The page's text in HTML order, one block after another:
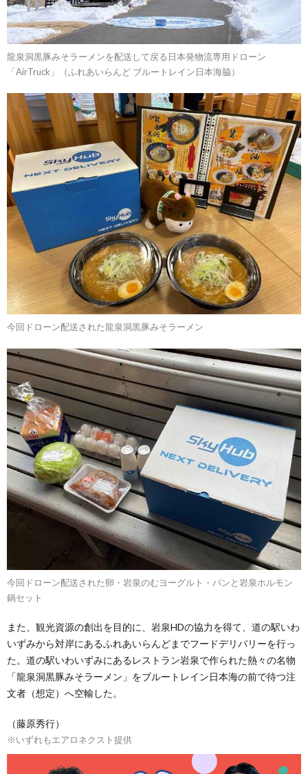
龍泉洞黒豚みそラーメンを配送して戻る日本発物流専用ドローン
「AirTruck」（ふれあいらんど ブルートレイン日本海脇）
今回ドローン配送された龍泉洞黒豚みそラーメン
今回ドローン配送された卵・岩泉のむヨーグルト・パンと岩泉ホルモン
鍋セット
また、観光資源の創出を目的に、岩泉HDの協力を得て、道の駅いわ
いずみから対岸にあるふれあいらんどまでフードデリバリーを行っ
た。道の駅いわいずみにあるレストラン岩泉で作られた熱々の名物
「龍泉洞黒豚みそラーメン」をブルートレイン日本海の前で待つ注
文者（想定）へ空輸した。
（藤原秀行）
※いずれもエアロネクスト提供